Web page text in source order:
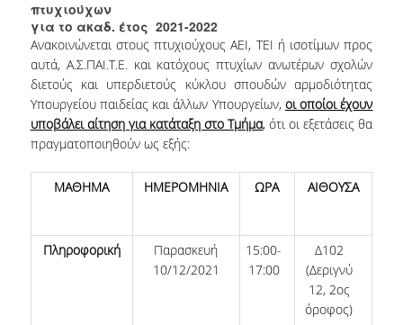
FACULTY OF THE DEPARTMENT
RESIDENT FACULTY MEMBERS
HONONARY DOCTORATES
VISITING PROFESSORS
LABORATORY TEACHING STAFF
SPECIAL TECHNICAL LABORATORY STAFF
POSTDOCTORAL RESEARCHERS
πτυχιούχων
για το ακαδ. έτος 2021-2022
Ανακοινώνεται στους πτυχιούχους ΑΕΙ, ΤΕΙ ή ισοτίμων προς
αυτά, Α.Σ.ΠΑΙ.Τ.Ε. και κατόχους πτυχίων ανωτέρων σχολών
διετούς και υπερδιετούς κύκλου σπουδών αρμοδιότητας
Υπουργείου παιδείας και άλλων Υπουργείων, οι οποίοι έχουν
υποβάλει αίτηση για κατάταξη στο Τμήμα, ότι οι εξετάσεις θα
πραγματοποιηθούν ως εξής:
ΜΑΘΗΜΑ ΗΜΕΡΟΜΗΝΙΑ ΩΡΑ ΑΙΘΟΥΣΑ
Πληροφορική
Παρασκευή
10/12/2021
15:00-
17:00
Δ102
(Δεριγνύ
12, 2ος
όροφος)